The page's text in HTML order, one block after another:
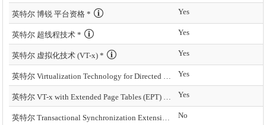
英特尔 博锐 平台资格 * Yes
英特尔 超线程技术 * Yes
英特尔 虚拟化技术 (VT-x) * Yes
英特尔 Virtualization Technology for Directed I/O (VT-d) * Yes
英特尔 VT-x with Extended Page Tables (EPT) * Yes
英特尔 Transactional Synchronization Extensions – New Instructions (英特尔 TSX-NI) No